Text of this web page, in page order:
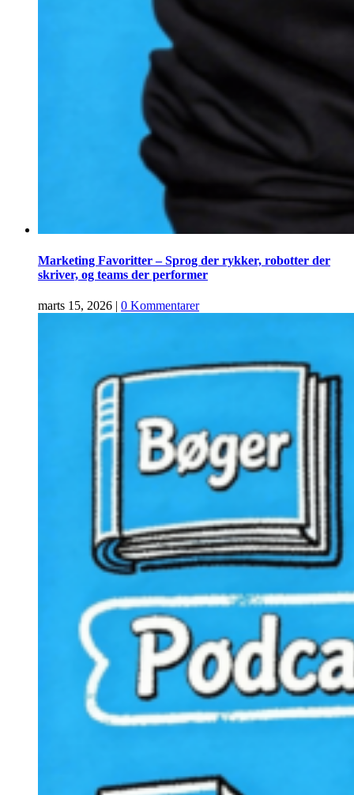
Marketing Favoritter – Sprog der rykker, robotter der
skriver, og teams der performer
marts 15, 2026 | 0 Kommentarer